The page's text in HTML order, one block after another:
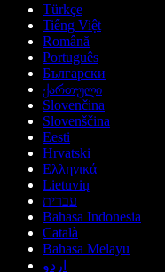
Türkçe
Tiếng Việt
Română
Português
Български
ქართული
Slovenčina
Slovenščina
Eesti
Hrvatski
Ελληνικά
Lietuvių
עברית
Bahasa Indonesia
Català
Bahasa Melayu
اردو